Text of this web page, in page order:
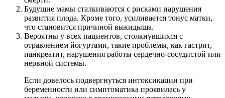
Будущие мамы сталкиваются с рисками нарушения
развития плода. Кроме того, усиливается тонус матки,
что становится причиной выкидыша.
Вероятны у всех пациентов, столкнувшихся с
отравлением йогуртами, такие проблемы, как гастрит,
панкреатит, нарушения работы сердечно-сосудистой или
нервной системы.
Если довелось подвергнуться интоксикации при
беременности или симптоматика проявилась у